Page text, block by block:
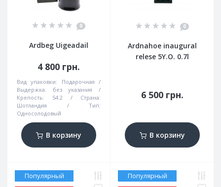
0
Ardbeg Uigeadail
4 800 грн.
Вид упаковки:
Подарочная
Выдержка:
без указания
Крепость:
54.2
Страна:
Шотландия
Тип:
Односолодовый
В корзину
0
Ardnahoe inaugural
relese 5Y.O. 0.7l
6 500 грн.
В корзину
Популярный
Популярный